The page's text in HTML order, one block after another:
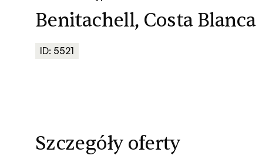
Benitachell, Costa Blanca
ID: 5521
Szczegóły oferty